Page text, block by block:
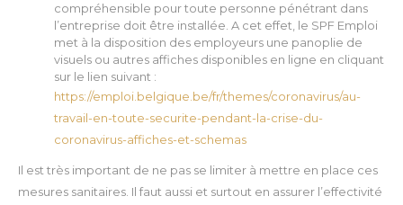
compréhensible pour toute personne pénétrant dans
l’entreprise doit être installée. A cet effet, le SPF Emploi
met à la disposition des employeurs une panoplie de
visuels ou autres affiches disponibles en ligne en cliquant
sur le lien suivant :
https://emploi.belgique.be/fr/themes/coronavirus/au-
travail-en-toute-securite-pendant-la-crise-du-
coronavirus-affiches-et-schemas
Il est très important de ne pas se limiter à mettre en place ces
mesures sanitaires. Il faut aussi et surtout en assurer l’effectivité